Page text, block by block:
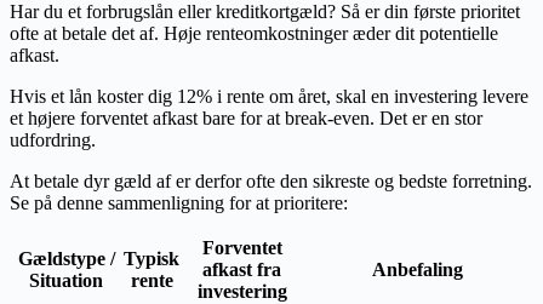
Har du et forbrugslån eller kreditkortgæld? Så er din første prioritet
ofte at betale det af. Høje renteomkostninger æder dit potentielle
afkast.
Hvis et lån koster dig 12% i rente om året, skal en investering levere
et højere forventet afkast bare for at break-even. Det er en stor
udfordring.
At betale dyr gæld af er derfor ofte den sikreste og bedste forretning.
Se på denne sammenligning for at prioritere:
Gældstype /
Situation
Typisk
rente
Forventet
afkast fra
investering
Anbefaling